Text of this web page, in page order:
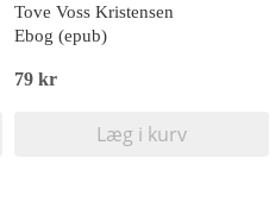
Tove Voss Kristensen
Ebog (epub)
79 kr
Læg i kurv